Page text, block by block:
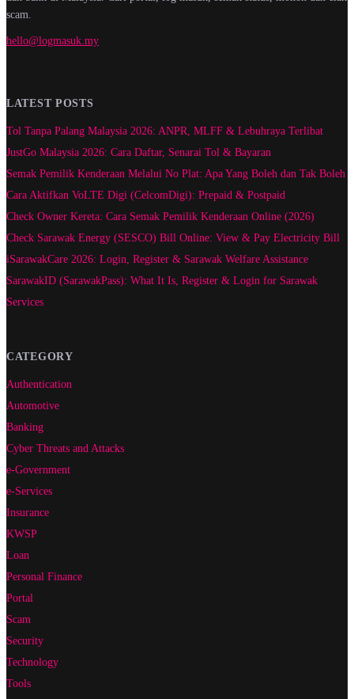
scam.
hello@logmasuk.my
LATEST POSTS
Tol Tanpa Palang Malaysia 2026: ANPR, MLFF & Lebuhraya Terlibat
JustGo Malaysia 2026: Cara Daftar, Senarai Tol & Bayaran
Semak Pemilik Kenderaan Melalui No Plat: Apa Yang Boleh dan Tak Boleh
Cara Aktifkan VoLTE Digi (CelcomDigi): Prepaid & Postpaid
Check Owner Kereta: Cara Semak Pemilik Kenderaan Online (2026)
Check Sarawak Energy (SESCO) Bill Online: View & Pay Electricity Bill
iSarawakCare 2026: Login, Register & Sarawak Welfare Assistance
SarawakID (SarawakPass): What It Is, Register & Login for Sarawak
Services
CATEGORY
Authentication
Automotive
Banking
Cyber Threats and Attacks
e-Government
e-Services
Insurance
KWSP
Loan
Personal Finance
Portal
Scam
Security
Technology
Tools